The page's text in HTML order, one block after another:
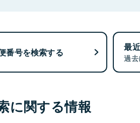
番号を検索する 最
過去
に関する情報